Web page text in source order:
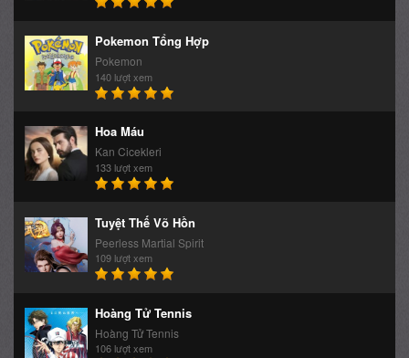
Pokemon Tổng Hợp
Pokemon
140 lượt xem
Hoa Máu
Kan Cicekleri
133 lượt xem
Tuyệt Thế Võ Hồn
Peerless Martial Spirit
109 lượt xem
Hoàng Tử Tennis
Hoàng Tử Tennis
106 lượt xem